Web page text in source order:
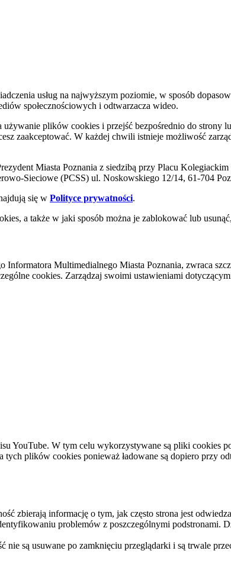
usług na najwyższym poziomie, w sposób
społecznościowych i odtwarzacza wideo.
używanie plików cookies i przejść bezpośrednio do strony
zaakceptować. W każdej chwili istnieje możliwość
Miasta Poznania z siedzibą przy Placu
Sieciowe (PCSS) ul. Noskowskiego 12/14, 61-704
się w Polityce prywatności.
a także w jaki sposób można je zablokować lub
Multimedialnego Miasta Poznania, zwraca
cookies. Zarządzaj swoimi ustawieniami
YouTube. W tym celu wykorzystywane są pliki cookies
plików cookies ponieważ ładowane są dopiero przy
zbierają informację o tym, jak często strona jest
problemów z poszczególnymi podstronami.
są usuwane po zamknięciu przeglądarki i są trwale